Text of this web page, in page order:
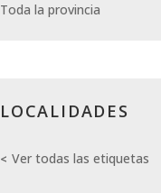
Toda la provincia
LOCALIDADES
Ver todas las etiquetas